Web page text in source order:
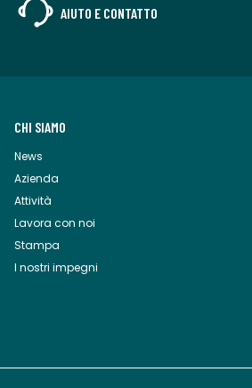
AIUTO E CONTATTO
CHI SIAMO
News
Azienda
Attività
Lavora con noi
Stampa
I nostri impegni